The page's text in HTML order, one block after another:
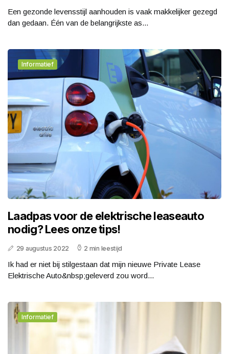
Een gezonde levensstijl aanhouden is vaak makkelijker gezegd
dan gedaan. Één van de belangrijkste as...
Informatief
Laadpas voor de elektrische leaseauto
nodig? Lees onze tips!
29 augustus 2022 2 min leestijd
Ik had er niet bij stilgestaan dat mijn nieuwe Private Lease
Elektrische Auto&nbsp;geleverd zou word...
Informatief